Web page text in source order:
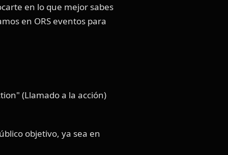
en lo que mejor sabes
en ORS eventos para
(Llamado a la acción)
objetivo, ya sea en